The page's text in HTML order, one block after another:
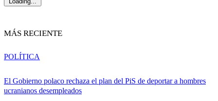
MÁS RECIENTE
El Gobierno polaco rechaza el plan del PiS de deportar a hombres
ucranianos desempleados
POLÍTICA